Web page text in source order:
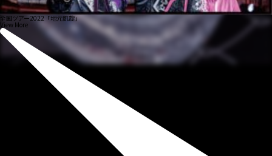
全国ツアー2022「地元凱旋」
View More